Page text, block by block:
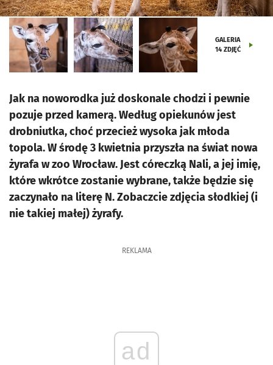
GALERIA
14 ZDJĘĆ
Jak na noworodka już doskonale chodzi i pewnie
pozuje przed kamerą. Według opiekunów jest
drobniutka, choć przecież wysoka jak młoda
topola. W środę 3 kwietnia przyszła na świat nowa
żyrafa w zoo Wrocław. Jest córeczką Nali, a jej imię,
które wkrótce zostanie wybrane, także będzie się
zaczynało na literę N. Zobaczcie zdjęcia słodkiej (i
nie takiej małej) żyrafy.
REKLAMA
ad